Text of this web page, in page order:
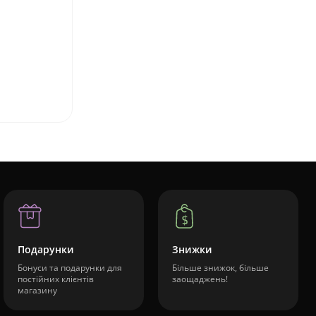
Подарунки
Бонуси та подарунки для
постійних клієнтів
магазину
Знижки
Більше знижок, більше
заощаджень!